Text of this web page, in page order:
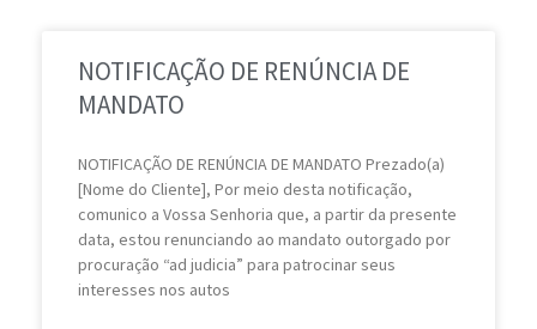
NOTIFICAÇÃO DE RENÚNCIA DE
MANDATO
NOTIFICAÇÃO DE RENÚNCIA DE MANDATO Prezado(a)
[Nome do Cliente], Por meio desta notificação,
comunico a Vossa Senhoria que, a partir da presente
data, estou renunciando ao mandato outorgado por
procuração “ad judicia” para patrocinar seus
interesses nos autos